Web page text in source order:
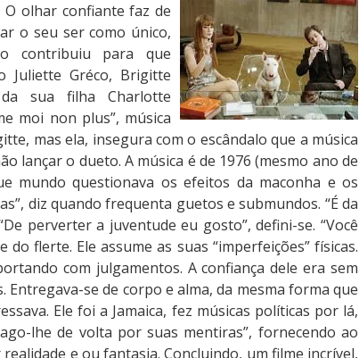
O olhar confiante faz de
o seu ser como único,
contribuiu para que
Juliette Gréco, Brigitte
sua filha Charlotte
moi non plus”, música
mas ela, insegura com o escândalo que a música
lançar o dueto. A música é de 1976 (mesmo ano de
mundo questionava os efeitos da maconha e os
diz quando frequenta guetos e submundos. “É da
perverter a juventude eu gosto”, defini-se. “Você
flerte. Ele assume as suas “imperfeições” físicas.
com julgamentos. A confiança dele era sem
se de corpo e alma, da mesma forma que
Ele foi a Jamaica, fez músicas políticas por lá,
lhe de volta por suas mentiras”, fornecendo ao
e ou fantasia. Concluindo, um filme incrível,